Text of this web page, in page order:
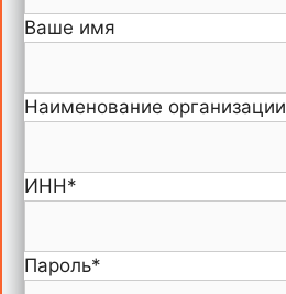
Ваше имя
Наименование организации
ИНН*
Пароль*